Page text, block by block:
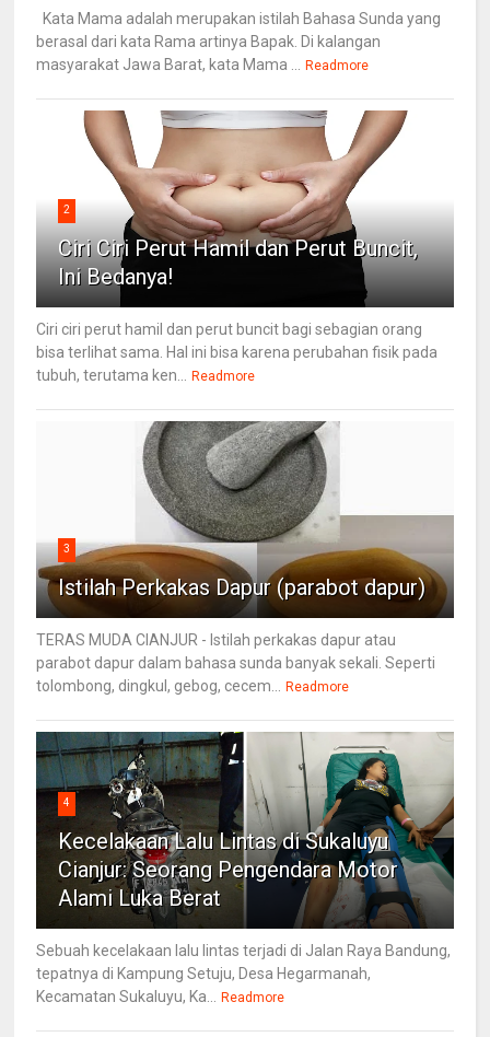
Kata Mama adalah merupakan istilah Bahasa Sunda yang
berasal dari kata Rama artinya Bapak. Di kalangan
masyarakat Jawa Barat, kata Mama ... Readmore
2
Ciri Ciri Perut Hamil dan Perut Buncit,
Ini Bedanya!
Ciri ciri perut hamil dan perut buncit bagi sebagian orang
bisa terlihat sama. Hal ini bisa karena perubahan fisik pada
tubuh, terutama ken... Readmore
3
Istilah Perkakas Dapur (parabot dapur)
TERAS MUDA CIANJUR - Istilah perkakas dapur atau
parabot dapur dalam bahasa sunda banyak sekali. Seperti
tolombong, dingkul, gebog, cecem... Readmore
4
Kecelakaan Lalu Lintas di Sukaluyu
Cianjur: Seorang Pengendara Motor
Alami Luka Berat
Sebuah kecelakaan lalu lintas terjadi di Jalan Raya Bandung,
tepatnya di Kampung Setuju, Desa Hegarmanah,
Kecamatan Sukaluyu, Ka... Readmore